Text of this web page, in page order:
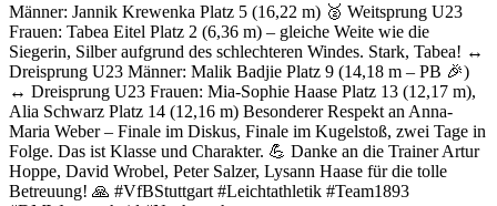
Männer: Jannik Krewenka Platz 5 (16,22 m) 🥈 Weitsprung U23
Frauen: Tabea Eitel Platz 2 (6,36 m) – gleiche Weite wie die
Siegerin, Silber aufgrund des schlechteren Windes. Stark, Tabea! ↔️
Dreisprung U23 Männer: Malik Badjie Platz 9 (14,18 m – PB 🎉)
↔️ Dreisprung U23 Frauen: Mia-Sophie Haase Platz 13 (12,17 m),
Alia Schwarz Platz 14 (12,16 m) Besonderer Respekt an Anna-
Maria Weber – Finale im Diskus, Finale im Kugelstoß, zwei Tage in
Folge. Das ist Klasse und Charakter. 💪 Danke an die Trainer Artur
Hoppe, David Wrobel, Peter Salzer, Lysann Haase für die tolle
Betreuung! 🙏 #VfBStuttgart #Leichtathletik #Team1893